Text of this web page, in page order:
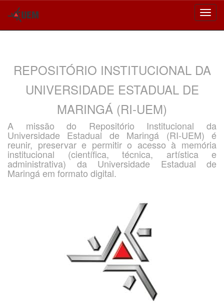
REPOSITÓRIO INSTITUCIONAL DA
UNIVERSIDADE ESTADUAL DE
MARINGÁ (RI-UEM)
A missão do Repositório Institucional da
Universidade Estadual de Maringá (RI-UEM) é
reunir, preservar e permitir o acesso à memória
institucional (científica, técnica, artística e
administrativa) da Universidade Estadual de
Maringá em formato digital.